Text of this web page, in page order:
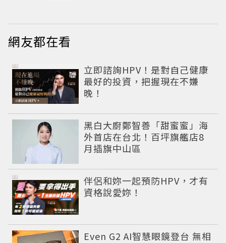
網友都在看
立即諮詢HPV！是對自己健康
最好的投資，把握現在不嫌
晚！
PR
黑白大廚鄭智善「甜蜜蜜」海
外首店在台北！百坪旗艦店8
月插旗中山區
伴侶和妳一起預防HPV，才有
資格說愛妳！
PR
Even G2 AI智慧眼鏡登台 無相